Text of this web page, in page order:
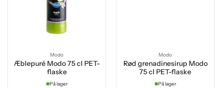
Modo
Æblepuré Modo 75 cl PET-
flaske
På lager
Modo
Rød grenadinesirup Modo
75 cl PET-flaske
På lager